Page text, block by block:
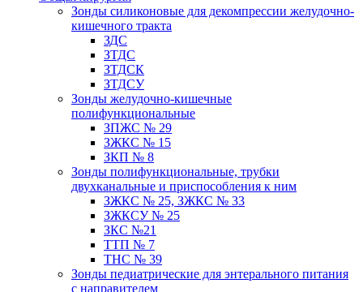
Зонды силиконовые для декомпрессии желудочно-
кишечного тракта
ЗДС
ЗТДС
ЗТДСК
ЗТДСУ
Зонды желудочно-кишечные
полифункциональные
ЗПЖС № 29
ЗЖКС № 15
ЗКП № 8
Зонды полифункциональные, трубки
двухканальные и приспособления к ним
ЗЖКС № 25, ЗЖКС № 33
ЗЖКСУ № 25
ЗКС №21
ТТП № 7
ТНС № 39
Зонды педиатрические для энтерального питания
с направителем